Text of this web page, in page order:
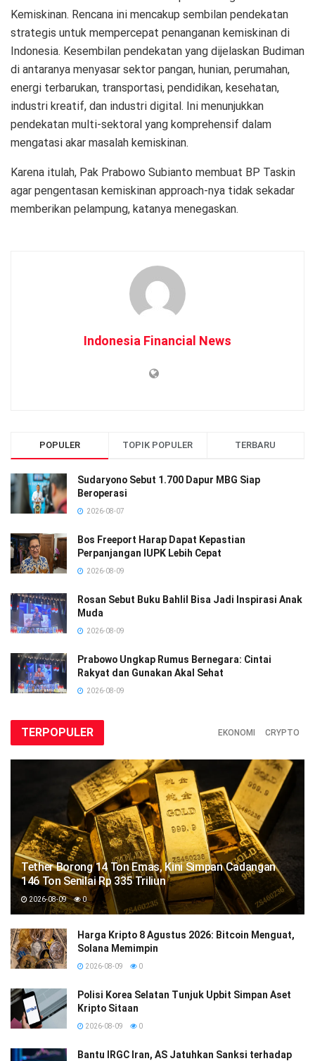
Kemiskinan. Rencana ini mencakup sembilan pendekatan
strategis untuk mempercepat penanganan kemiskinan di
Indonesia. Kesembilan pendekatan yang dijelaskan Budiman
di antaranya menyasar sektor pangan, hunian, perumahan,
energi terbarukan, transportasi, pendidikan, kesehatan,
industri kreatif, dan industri digital. Ini menunjukkan
pendekatan multi-sektoral yang komprehensif dalam
mengatasi akar masalah kemiskinan.
Karena itulah, Pak Prabowo Subianto membuat BP Taskin
agar pengentasan kemiskinan approach-nya tidak sekadar
memberikan pelampung, katanya menegaskan.
Indonesia Financial News
POPULER TOPIK POPULER TERBARU
Sudaryono Sebut 1.700 Dapur MBG Siap
Beroperasi
2026-08-07
Bos Freeport Harap Dapat Kepastian
Perpanjangan IUPK Lebih Cepat
2026-08-09
Rosan Sebut Buku Bahlil Bisa Jadi Inspirasi Anak
Muda
2026-08-09
Prabowo Ungkap Rumus Bernegara: Cintai
Rakyat dan Gunakan Akal Sehat
2026-08-09
TERPOPULER EKONOMI CRYPTO
Tether Borong 14 Ton Emas, Kini Simpan Cadangan
146 Ton Senilai Rp 335 Triliun
2026-08-09 0
Harga Kripto 8 Agustus 2026: Bitcoin Menguat,
Solana Memimpin
2026-08-09 0
Polisi Korea Selatan Tunjuk Upbit Simpan Aset
Kripto Sitaan
2026-08-09 0
Bantu IRGC Iran, AS Jatuhkan Sanksi terhadap